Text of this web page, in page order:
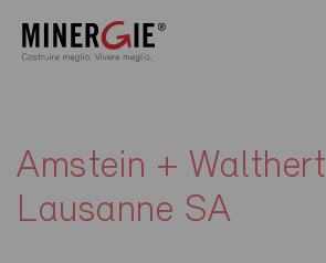
Amstein + Walthert
Lausanne SA